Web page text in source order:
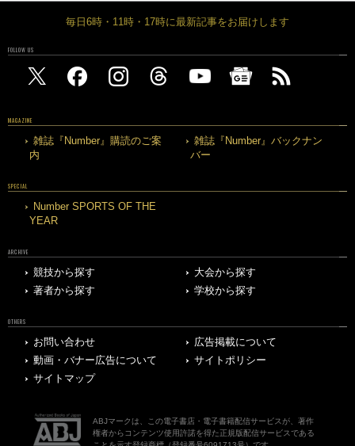
毎日6時・11時・17時に最新記事をお届けします
FOLLOW US
MAGAZINE
雑誌『Number』購読のご案
内
雑誌『Number』バックナン
バー
SPECIAL
Number SPORTS OF THE
YEAR
ARCHIVE
競技から探す
大会から探す
著者から探す
学校から探す
OTHERS
お問い合わせ
広告掲載について
動画・バナー広告について
サイトポリシー
サイトマップ
ABJマークは、この電子書店・電子書籍配信サービスが、著作
権者からコンテンツ使用許諾を得た正規版配信サービスである